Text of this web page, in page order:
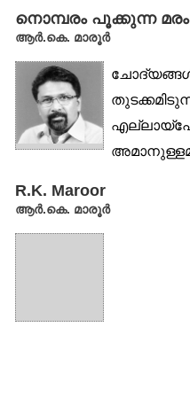
നൊമ്പരം പൂക്കുന്ന മരം
ആർ.കെ. മാരൂർ
R.K. Maroor
ആർ.കെ. മാരൂർ